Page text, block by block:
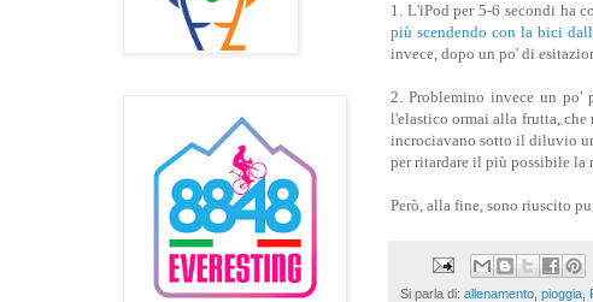
1. L'iPod per 5-6 secondi ha
più scendendo con la bici
invece, dopo un po' di
2. Problemino invece un
l'elastico ormai alla frutta, che
incrociavano sotto il diluvio
per ritardare il più possibile la
Però, alla fine, sono riuscito
Si parla di: allenamento pioggia